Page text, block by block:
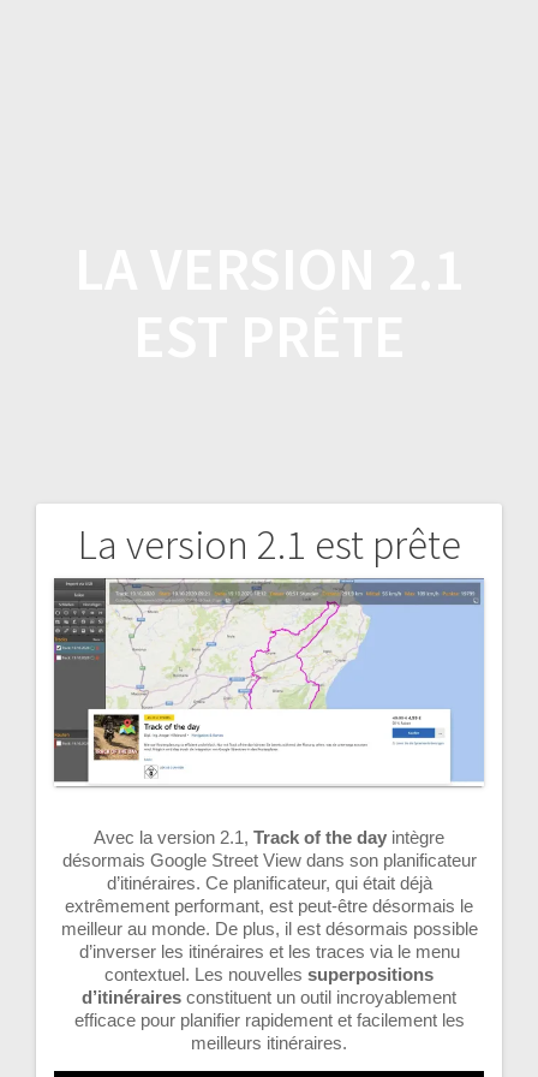
La version 2.1 est prête
Avec la version 2.1, Track of the day intègre
désormais Google Street View dans son planificateur
d’itinéraires. Ce planificateur, qui était déjà
extrêmement performant, est peut-être désormais le
meilleur au monde. De plus, il est désormais possible
d’inverser les itinéraires et les traces via le menu
contextuel. Les nouvelles superpositions
d’itinéraires constituent un outil incroyablement
efficace pour planifier rapidement et facilement les
meilleurs itinéraires.
Navigation
de
l’article